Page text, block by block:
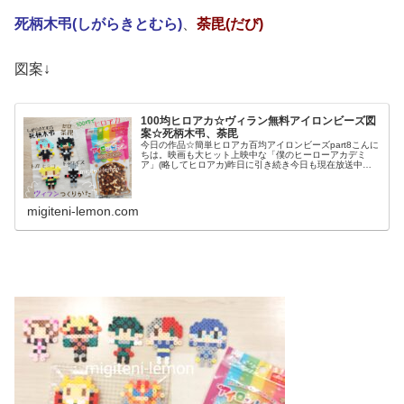
死柄木弔(しがらきとむら) 荼毘(だび)
図案↓
100均ヒロアカ☆ヴィラン無料アイロンビーズ図
案☆死柄木弔、荼毘
今日の作品☆簡単ヒロアカ百均アイロンビーズpart8こんに
ちは。映画も大ヒット上映中な「僕のヒーローアカデミ
ア」(略してヒロアカ)昨日に引き続き今日も現在放送中の
migiteni-lemon.com